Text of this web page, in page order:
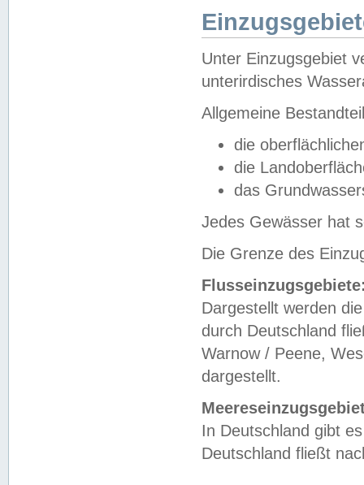
Unter Einzugsgebiet
unterirdisches
Allgemeine
die
die
das
Jedes Gewässer hat
Die Grenze des
Dargestellt werden
durch Deutschland
Warnow / Peene,
dargestellt.
In Deutschland gibt
Deutschland fließt